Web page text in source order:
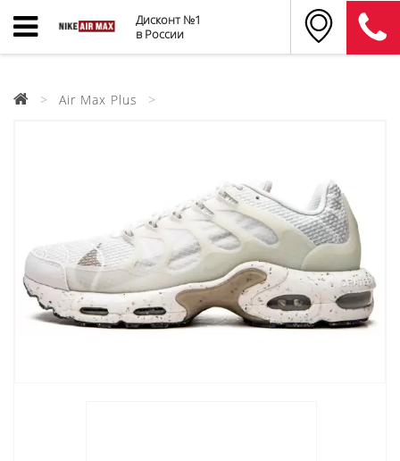
Дисконт №1
в России
Air Max Plus